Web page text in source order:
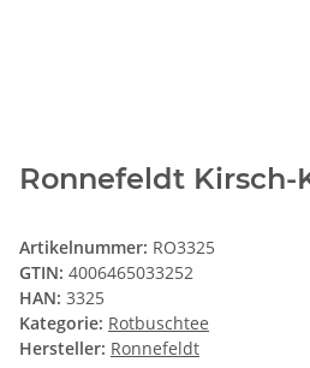
Ronnefeldt Kirsch-
Artikelnummer: RO3325
GTIN: 4006465033252
HAN: 3325
Kategorie: Rotbuschtee
Hersteller: Ronnefeldt